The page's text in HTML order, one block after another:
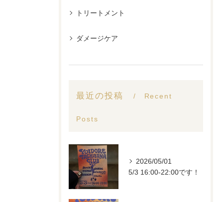
トリートメント
ダメージケア
最近の投稿 Recent
Posts
2026/05/01
5/3 16:00-22:00です！